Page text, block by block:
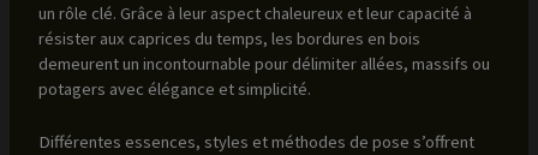
un rôle clé. Grâce à leur aspect chaleureux et leur capacité à
résister aux caprices du temps, les bordures en bois
demeurent un incontournable pour délimiter allées, massifs ou
potagers avec élégance et simplicité.
Différentes essences, styles et méthodes de pose s’offrent